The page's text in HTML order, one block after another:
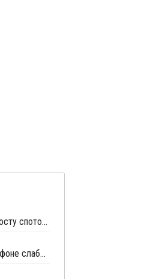
В Европе наблюдается тенденция к росту спотовых цен АБС
Цены на азиатский АБС снизились на фоне слабого спроса и больших запасов